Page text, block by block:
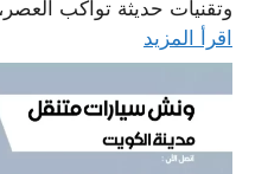
وتقنيات حديثة تواكب
اقرأ المزيد